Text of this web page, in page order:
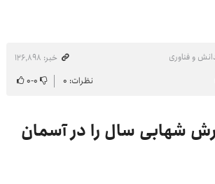
و فناوری
خبر: ۱۲۶٬۸۹۸
نظرات: ۰ ۰-۰
شهابی سال را در آسمان